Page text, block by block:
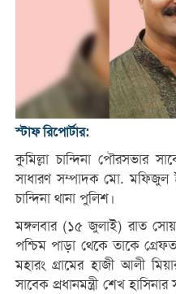
স্টাফ রিপোর্টার:
কুমিল্লা চান্দিনা পৌরসভার
সাধারণ সম্পাদক মো. মফিজুল
চান্দিনা থানা পুলিশ।
মঙ্গলবার (১৫ জুলাই) রাত
পশ্চিম পাড়া থেকে তাকে
মহারং গ্রামের হাজী আলী
সাবেক প্রধানমন্ত্রী শেখ হাসিনার